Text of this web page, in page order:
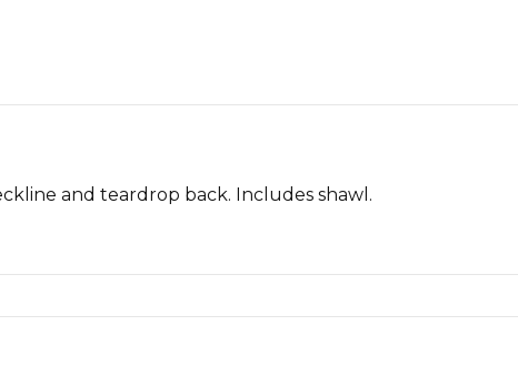
and teardrop back. Includes shawl.